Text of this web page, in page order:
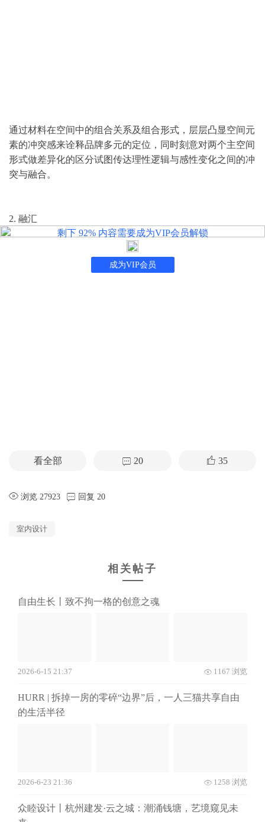
通过材料在空间中的组合关系及组合形式，层层凸显空间元
素的冲突感来诠释品牌多元的定位，同时刻意对两个主空间
形式做差异化的区分试图传达理性逻辑与感性变化之间的冲
突与融合。
2. 融汇
剩下 92%内容需要成为VIP会员解锁
成为VIP会员
看全部 20 35
浏览 27923 回复 20
室内设计
相关帖子
自由生长丨致不拘一格的创意之魂
2026-6-15 21:37 1167 浏览
HURR | 拆掉一房的零碎“边界”后，一人三猫共享自由
的生活半径
2026-6-23 21:36 1258 浏览
众睦设计丨杭州建发·云之城：潮涌钱塘，艺境窥见未